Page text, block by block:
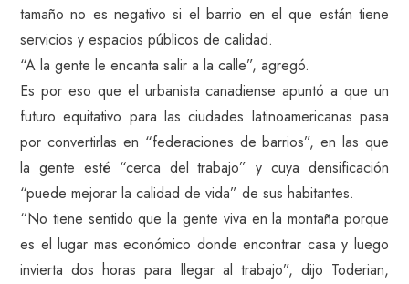
tamaño no es negativo si el barrio en el que están tiene
servicios y espacios públicos de calidad.
“A la gente le encanta salir a la calle”, agregó.
Es por eso que el urbanista canadiense apuntó a que un
futuro equitativo para las ciudades latinoamericanas pasa
por convertirlas en “federaciones de barrios”, en las que
la gente esté “cerca del trabajo” y cuya densificación
“puede mejorar la calidad de vida” de sus habitantes.
“No tiene sentido que la gente viva en la montaña porque
es el lugar mas económico donde encontrar casa y luego
invierta dos horas para llegar al trabajo”, dijo Toderian,